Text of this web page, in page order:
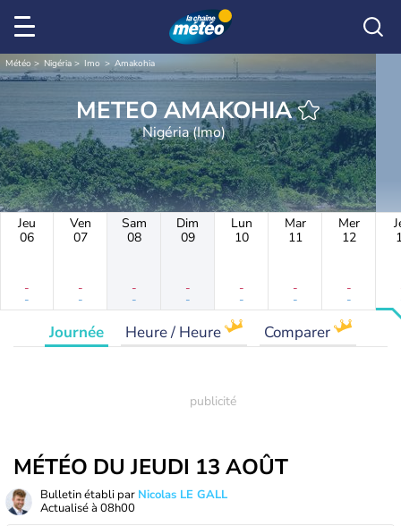
Météo Nigéria Imo Amakohia
METEO AMAKOHIA
Nigéria (Imo)
Jeu
06
-
-
Ven
07
-
-
Sam
08
-
-
Dim
09
-
-
Lun
10
-
-
Mar
11
-
-
Mer
12
-
-
Journée Heure / Heure Comparer
MÉTÉO DU JEUDI 13 AOÛT
Bulletin établi par Nicolas LE GALL
Actualisé à 08h00